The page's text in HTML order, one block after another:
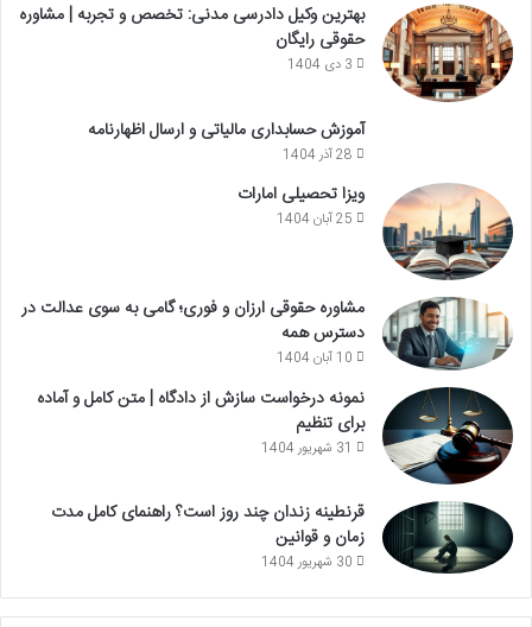
بهترین وکیل دادرسی مدنی: تخصص و تجربه | مشاوره
حقوقی رایگان
3 دی 1404
آموزش حسابداری مالیاتی و ارسال اظهارنامه
28 آذر 1404
ویزا تحصیلی امارات
25 آبان 1404
مشاوره حقوقی ارزان و فوری؛ گامی به سوی عدالت در
دسترس همه
10 آبان 1404
نمونه درخواست سازش از دادگاه | متن کامل و آماده
برای تنظیم
31 شهریور 1404
قرنطینه زندان چند روز است؟ راهنمای کامل مدت
زمان و قوانین
30 شهریور 1404